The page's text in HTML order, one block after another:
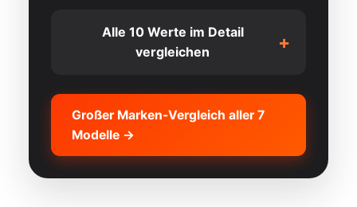
Alle 10 Werte im Detail
vergleichen
+
KRITERIUM
SUNSEEKER X7
PLUS GEN2
FLÄCHE
HINDERNISERKENNUNG Binokular + iToF
Großer Marken-Vergleich aller 7
Modelle →